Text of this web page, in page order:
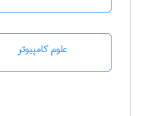
علوم کامپیوتر